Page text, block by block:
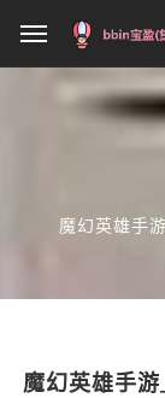
魔幻英雄手
魔幻英雄手